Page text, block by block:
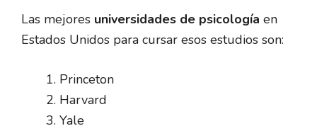
Las mejores universidades de psicología en
Estados Unidos para cursar esos estudios son:
Princeton
Harvard
Yale